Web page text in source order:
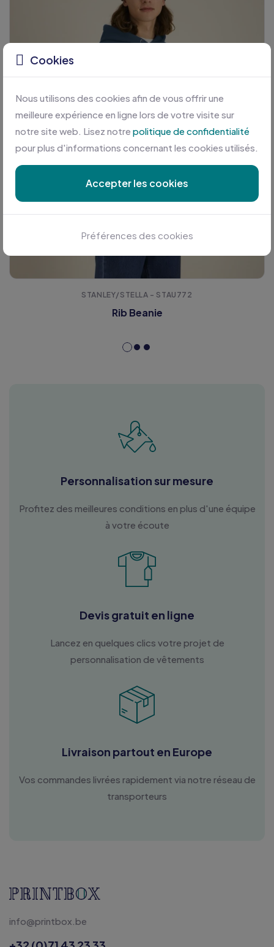
STANLEY/STELLA - STAU772
Rib Beanie
Personnalisation sur mesure
Profitez des meilleures conditions en plus d'une équipe
à votre écoute
Devis gratuit en ligne
Lancez en quelques clics votre projet de
personnalisation de vêtements
Livraison partout en Europe
Vos commandes livrées rapidement via notre réseau de
transporteurs
info@printbox.be
Cookies
Nous utilisons des cookies afin de vous offrir une
meilleure expérience en ligne lors de votre visite sur
notre site web. Lisez notre politique de confidentialité
pour plus d'informations concernant les cookies utilisés.
Accepter les cookies
Préférences des cookies